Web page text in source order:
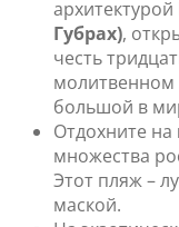
архитектурой
Губрах),
честь
молитвенном
большой в
Отдохните на
множества
Этот пляж –
маской.